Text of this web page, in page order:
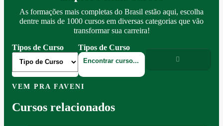
As formações mais completas do Brasil estão aqui, escolha
dentre mais de 1000 cursos em diversas categorias que vão
transformar sua carreira!
Tipos de Curso
Tipos de Curso
VEM PRA FAVENI
Cursos relacionados